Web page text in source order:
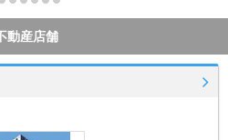
動産店舗